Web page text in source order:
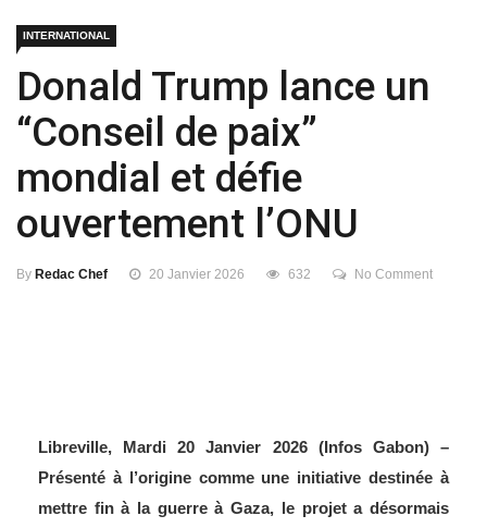
INTERNATIONAL
Donald Trump lance un
“Conseil de paix”
mondial et défie
ouvertement l’ONU
By Redac Chef 20 Janvier 2026 632 No Comment
Libreville, Mardi 20 Janvier 2026 (Infos Gabon) –
Présenté à l’origine comme une initiative destinée à
mettre fin à la guerre à Gaza, le projet a désormais